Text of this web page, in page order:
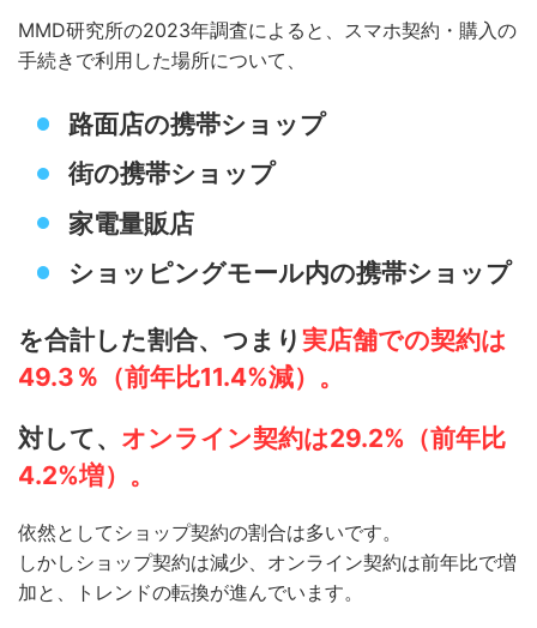
MMD研究所の2023年調査によると、スマホ契約・購入の
手続きで利用した場所について、
路面店の携帯ショップ
街の携帯ショップ
家電量販店
ショッピングモール内の携帯ショップ
を合計した割合、つまり 実店舗での契約は
49.3％ （前年比11.4%減）。
対して、 オンライン契約は29.2%（前年比
4.2%増）。
依然としてショップ契約の割合は多いです。
しかしショップ契約は減少、オンライン契約は前年比で増
加と、トレンドの転換が進んでいます。